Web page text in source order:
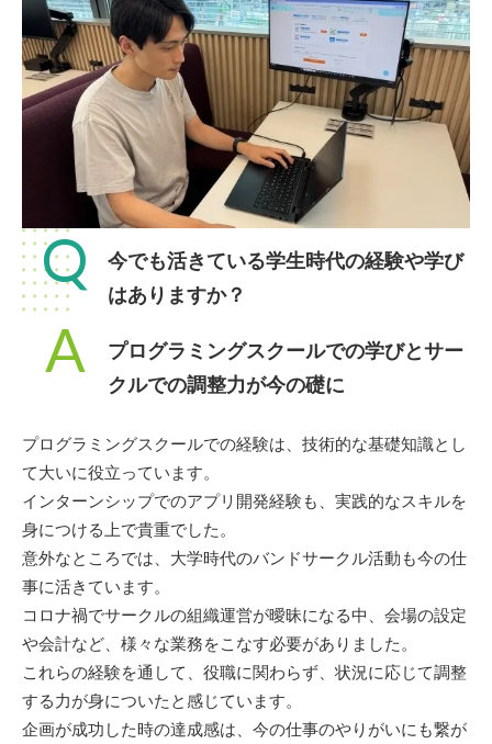
Q
今でも活きている学生時代の経験や学び
はありますか？
A
プログラミングスクールでの学びとサー
クルでの調整力が今の礎に
プログラミングスクールでの経験は、技術的な基礎知識とし
て大いに役立っています。
インターンシップでのアプリ開発経験も、実践的なスキルを
身につける上で貴重でした。
意外なところでは、大学時代のバンドサークル活動も今の仕
事に活きています。
コロナ禍でサークルの組織運営が曖昧になる中、会場の設定
や会計など、様々な業務をこなす必要がありました。
これらの経験を通して、役職に関わらず、状況に応じて調整
する力が身についたと感じています。
企画が成功した時の達成感は、今の仕事のやりがいにも繋が